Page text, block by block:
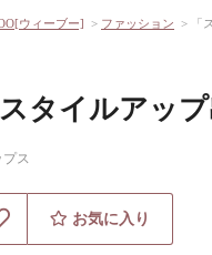
ウィーブー] > ファッション > 「
スタイルアッ
プス
お気に入り